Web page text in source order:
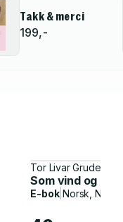
Takk & merci
199,-
Tor Livar Grude
Som vind og
E-bok|Norsk,